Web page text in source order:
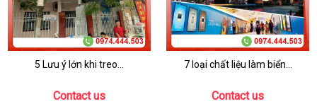
5 Lưu ý lớn khi treo...
Contact us
7 loại chất liệu làm biển...
Contact us